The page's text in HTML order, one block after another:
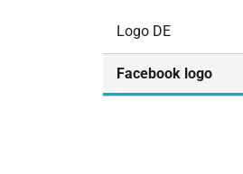
Logo DE
Facebook logo